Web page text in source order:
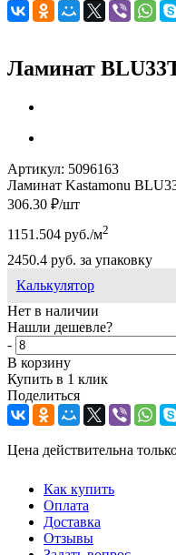
Ламинат
Артикул: 5096163
Ламинат Kastamonu
306.30 ₽/шт
1151.504 руб./м2
2450.4 руб. за упаковку
Калькулятор
Нет в наличии
Нашли дешевле?
-
В корзину
Купить в 1 клик
Поделиться
Цена действительна
Как купить
Оплата
Доставка
Отзывы